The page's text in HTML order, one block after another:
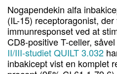
Nogapendekin alfa
(IL-15) receptoragonist,
immunresponset ved at
CD8-positive T-celler,
II/III-studiet QUILT 3.032
inbakicept vist en komplet